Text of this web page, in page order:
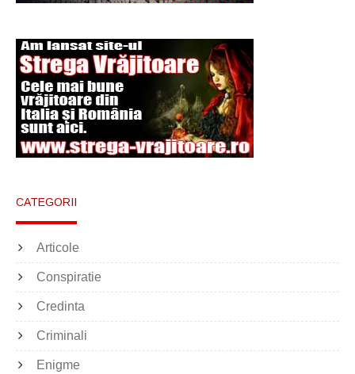
CATEGORII
Articole
Conspiratie
Credinta
Criminali
Enigme